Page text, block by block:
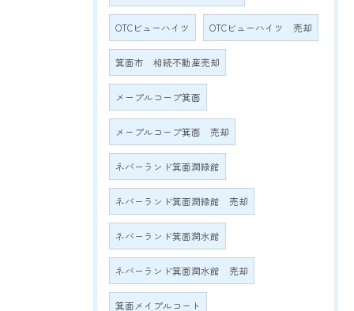
OTCビューハイツ OTCビューハイツ 売却
箕面市 相続不動産売却
メープルコープ箕面
メープルコープ箕面 売却
ネバーランド箕面潤緑館
ネバーランド箕面潤緑館 売却
ネバーランド箕面潤水館
ネバーランド箕面潤水館 売却
箕面メイプルコート